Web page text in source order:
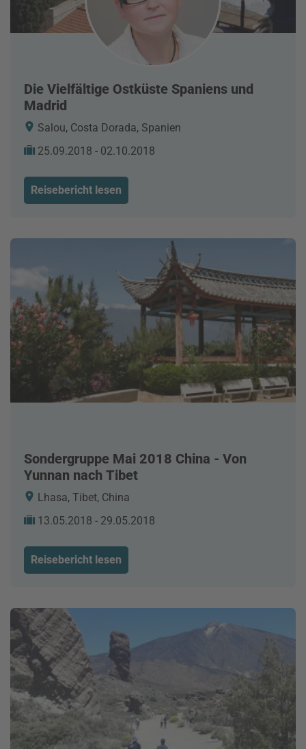
Die Vielfältige Ostküste Spaniens und
Madrid
Salou, Costa Dorada, Spanien
25.09.2018 - 02.10.2018
Reisebericht lesen
Sondergruppe Mai 2018 China - Von
Yunnan nach Tibet
Lhasa, Tibet, China
13.05.2018 - 29.05.2018
Reisebericht lesen